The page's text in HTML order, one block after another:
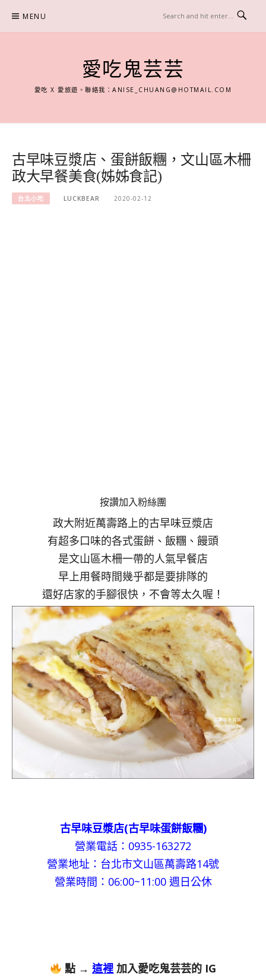
content
MENU
愛吃鬼芸芸
愛吃 X 愛旅遊。聯絡我：ANISE_CHUANG@HOTMAIL.COM
古早味豆漿店、蛋餅飯糰，文山區木柵
政大早餐美食(姊姊食記)
台北小吃 LUCKBEAR 2020-02-12
按讚加入粉絲團
政大附近萬壽路上的古早味豆漿店
有超多口味的各式蛋餅、飯糰、饅頭
是文山區木柵一帶的人氣早餐店
早上用餐時間幾乎都是要排隊的
還好店家的手腳很快，不會等太久喔！
古早味豆漿店(古早味蛋餅飯糰)
營業電話：0935-163272
營業地址：台北市文山區萬壽路14號
營業時間：06:00~11:00 週日公休
點 → 這裡 加入愛吃鬼芸芸的 IG